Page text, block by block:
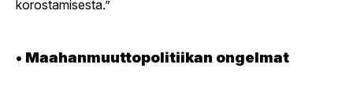
korostamisesta.”
• Maahanmuuttopolitiikan ongelmat